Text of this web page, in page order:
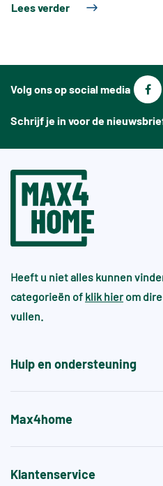
Lees verder
Volg ons op social media
Schrijf je in voor de
Heeft u niet alles kunnen
categorieën of klik hier om
vullen.
Hulp en ondersteuning
Max4home
Klantenservice